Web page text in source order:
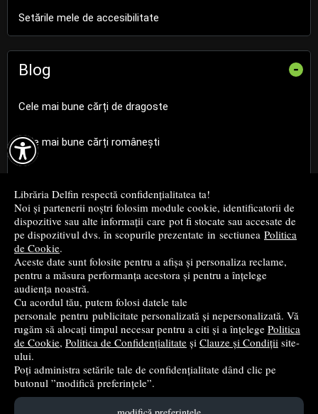

Librăria Delfin respectă confidențialitatea ta!
Noi și partenerii noștri folosim module cookie, identificatorii de
dispozitive sau alte informații care pot fi stocate sau accesate de
pe dispozitivul dvs. în scopurile prezentate in sectiunea Politica
de Cookie.
Aceste date sunt folosite pentru a afișa și personaliza reclame,
pentru a măsura performanța acestora și pentru a înțelege
audiența noastră.
Cu acordul tău, putem folosi datele tale
personale pentru publicitate personalizată și nepersonalizată. Vă
rugăm să alocați timpul necesar pentru a citi și a înțelege Politica
de Cookie, Politica de Confidențialitate și Clauze și Condiții site-
ului.
Poți administra setările tale de confidențialitate dând clic pe
butonul ”modifică preferințele”.
Setările mele de accesibilitate
Blog -
Cele mai bune cărți de dragoste
Cele mai bune cărți românești
Cele mai bune cărți de istorie
Top cărți beletristică
...toate știrile
© 2004 - 2026 Grup DZC SRL
Magazin onlinecreat de Vital Soft
Created in 0.0874 sec